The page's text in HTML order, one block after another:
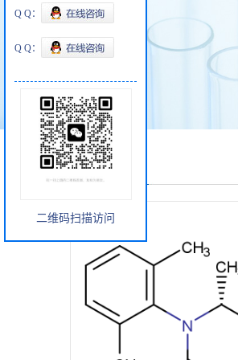
产品展厅
Q Q：
Q Q：
二维码扫描访问